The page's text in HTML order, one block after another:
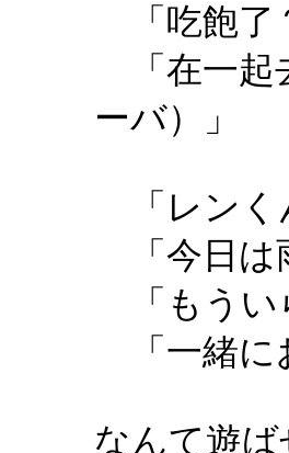
「吃飽了
「在一起
ーバ）」
「レンく
「今日は
「もうい
「一緒に
なんて遊